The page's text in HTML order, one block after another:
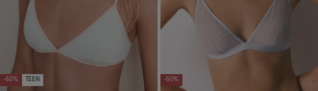
-60% TEEN -60%